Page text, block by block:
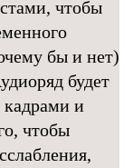
чтобы
бы и нет)
будет
кадрами и
чтобы